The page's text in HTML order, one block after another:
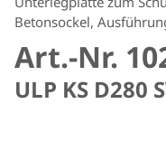
Betonsockel,
Art.-Nr.
ULP KS D280